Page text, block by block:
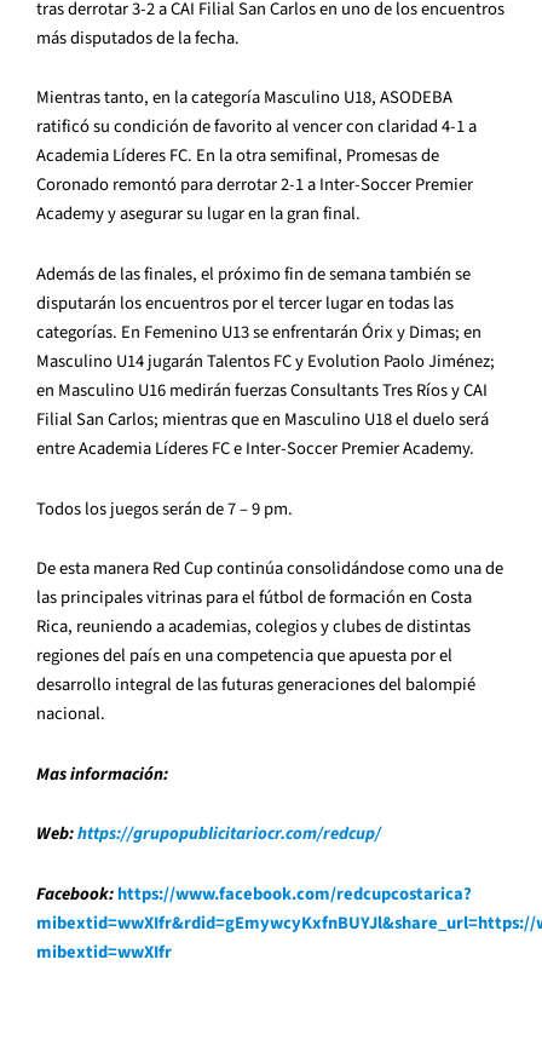
tras derrotar 3-2 a CAI Filial San Carlos en uno de los encuentros
más disputados de la fecha.
Mientras tanto, en la categoría Masculino U18, ASODEBA
ratificó su condición de favorito al vencer con claridad 4-1 a
Academia Líderes FC. En la otra semifinal, Promesas de
Coronado remontó para derrotar 2-1 a Inter-Soccer Premier
Academy y asegurar su lugar en la gran final.
Además de las finales, el próximo fin de semana también se
disputarán los encuentros por el tercer lugar en todas las
categorías. En Femenino U13 se enfrentarán Órix y Dimas; en
Masculino U14 jugarán Talentos FC y Evolution Paolo Jiménez;
en Masculino U16 medirán fuerzas Consultants Tres Ríos y CAI
Filial San Carlos; mientras que en Masculino U18 el duelo será
entre Academia Líderes FC e Inter-Soccer Premier Academy.
Todos los juegos serán de 7 – 9 pm.
De esta manera Red Cup continúa consolidándose como una de
las principales vitrinas para el fútbol de formación en Costa
Rica, reuniendo a academias, colegios y clubes de distintas
regiones del país en una competencia que apuesta por el
desarrollo integral de las futuras generaciones del balompié
nacional.
Mas información:
Web:https://grupopublicitariocr.com/redcup/
Facebook:https://www.facebook.com/redcupcostarica?
mibextid=wwXIfr